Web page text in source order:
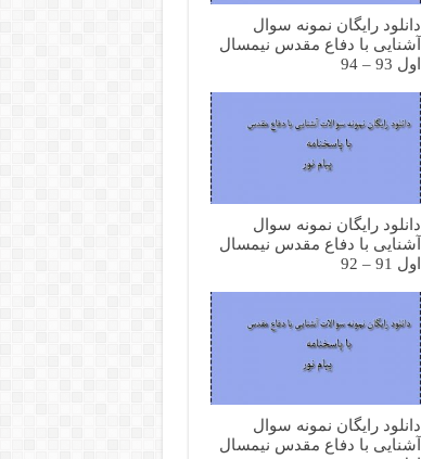
دانلود رایگان نمونه سوال
آشنایی با دفاع مقدس نیمسال
اول 93 – 94
دانلود رایگان نمونه سوال
آشنایی با دفاع مقدس نیمسال
اول 91 – 92
دانلود رایگان نمونه سوال
آشنایی با دفاع مقدس نیمسال